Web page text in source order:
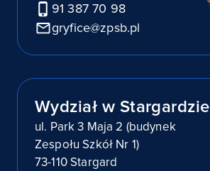
91 387 70 98
gryfice@zpsb.pl
Wydział w Stargardzie
ul. Park 3 Maja 2 (budynek
Zespołu Szkół Nr 1)
73-110 Stargard